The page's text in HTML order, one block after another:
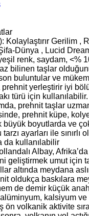
Kolaylaştırır Gerilim ,
Dünya , Lucid
renk, saydam, <%
bilinen taşlar
buluntular ve
prehnit yerleştirir iyi
türü için
prehnit taşlar
prehnit küpe,
büyük boyutlarda ve
ayarları ile
da kullanılabilir
Albay,
geliştirmek umut için
altında meydana
oldukça baskılara
de demir küçük
kalsiyum ve
ön volkanik aktivite